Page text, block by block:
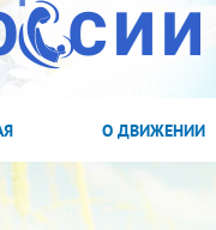
О ДВИЖЕНИИ